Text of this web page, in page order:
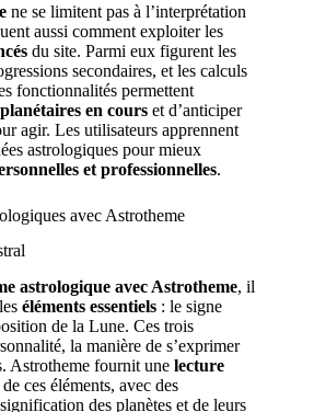
ne se limitent pas à l’interprétation
aussi comment exploiter les
du site. Parmi eux figurent les
secondaires, et les calculs
fonctionnalités permettent
en cours et d’anticiper
agir. Les utilisateurs apprennent
astrologiques pour mieux
et professionnelles.
avec Astrotheme
astrologique avec Astrotheme, il
éléments essentiels : le signe
de la Lune. Ces trois
la manière de s’exprimer
Astrotheme fournit une lecture
de ces éléments, avec des
des planètes et de leurs